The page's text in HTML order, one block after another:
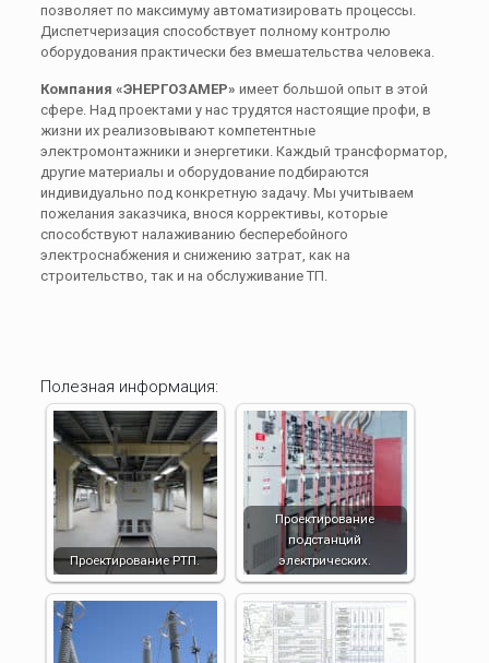
позволяет по максимуму автоматизировать процессы.
Диспетчеризация способствует полному контролю
оборудования практически без вмешательства человека.
Компания «ЭНЕРГОЗАМЕР» имеет большой опыт в этой
сфере. Над проектами у нас трудятся настоящие профи, в
жизни их реализовывают компетентные
электромонтажники и энергетики. Каждый трансформатор,
другие материалы и оборудование подбираются
индивидуально под конкретную задачу. Мы учитываем
пожелания заказчика, внося коррективы, которые
способствуют налаживанию бесперебойного
электроснабжения и снижению затрат, как на
строительство, так и на обслуживание ТП.
Полезная информация:
Проектирование РТП.
Проектирование
подстанций
электрических.